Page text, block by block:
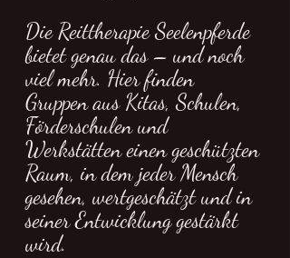
Die Reittherapie Seelenpferde
bietet genau das – und noch
viel mehr. Hier finden
Gruppen aus Kitas, Schulen,
Förderschulen und
Werkstätten einen geschützten
Raum, in dem jeder Mensch
gesehen, wertgeschätzt und in
seiner Entwicklung gestärkt
wird.